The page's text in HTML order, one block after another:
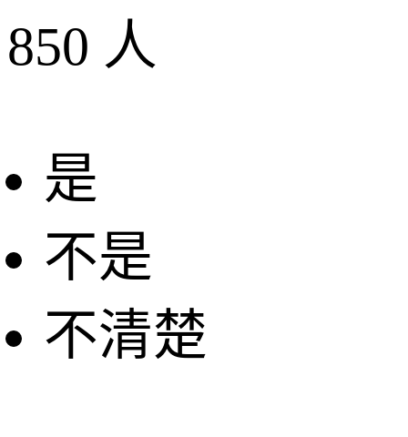
850 人
是
不是
不清楚